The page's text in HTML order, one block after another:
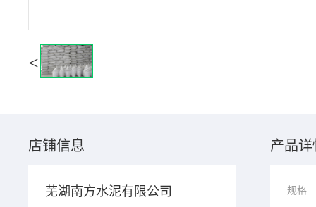
<
店铺信息
芜湖南方水泥有限公司
产品
规格